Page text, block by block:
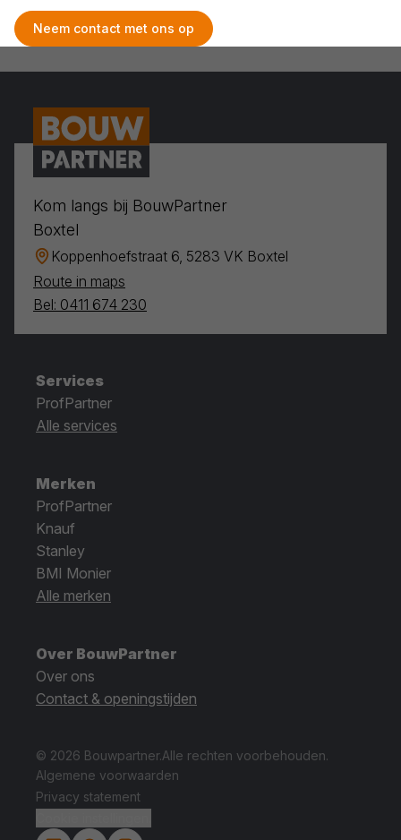
Neem contact met ons op
Kom langs bij BouwPartner
Boxtel
Koppenhoefstraat 6, 5283 VK Boxtel
Route in maps
Bel: 0411 674 230
Services
ProfPartner
Alle services
Merken
ProfPartner
Knauf
Stanley
BMI Monier
Alle merken
Over BouwPartner
Over ons
Contact & openingstijden
© 2026 Bouwpartner.Alle rechten voorbehouden.
Algemene voorwaarden
Privacy statement